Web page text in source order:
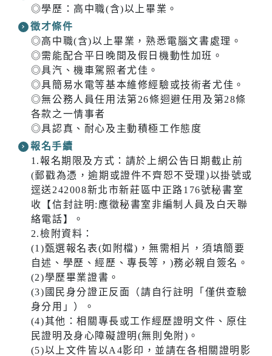
◎學歷：高中職(含)以上畢業。
徵才條件
◎高中職(含)以上畢業，熟悉電腦文書處理。
◎需能配合平日晚間及假日機動性加班。
◎具汽、機車駕照者尤佳。
◎具簡易水電等基本維修經驗或技術者尤佳。
◎無公務人員任用法第26條迴避任用及第28條
各款之一情事者
◎具認真、耐心及主動積極工作態度
報名手續
1.報名期限及方式：請於上網公告日期截止前
(郵戳為憑，逾期或證件不齊恕不受理)以掛號或
逕送242008新北市新莊區中正路176號秘書室
收【信封註明:應徵秘書室非編制人員及白天聯
絡電話】。
2.檢附資料：
(1)甄選報名表(如附檔)，無需相片，須填簡要
自述、學歷、經歷、專長等，)務必親自簽名。
(2)學歷畢業證書。
(3)國民身分證正反面（請自行註明「僅供查驗
身分用」）。
(4)其他：相關專長或工作經歷證明文件、原住
民證明及身心障礙證明(無則免附)。
(5)以上文件皆以A4影印，並請在各相關證明影